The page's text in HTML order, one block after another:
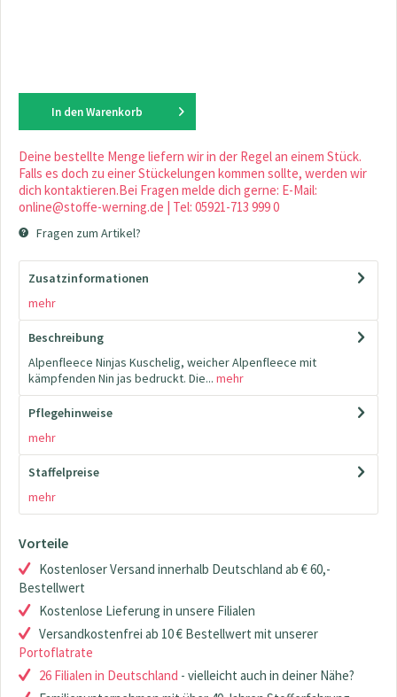
In den Warenkorb
Deine bestellte Menge liefern wir in der Regel an einem Stück.
Falls es doch zu einer Stückelungen kommen sollte, werden wir
dich kontaktieren.Bei Fragen melde dich gerne: E-Mail:
online@stoffe-werning.de | Tel: 05921-713 999 0
Fragen zum Artikel?
Zusatzinformationen
mehr
Beschreibung
Alpenfleece Ninjas Kuschelig, weicher Alpenfleece mit
kämpfenden Nin jas bedruckt. Die... mehr
Pflegehinweise
mehr
Staffelpreise
mehr
Vorteile
Kostenloser Versand innerhalb Deutschland ab € 60,-
Bestellwert
Kostenlose Lieferung in unsere Filialen
Versandkostenfrei ab 10 € Bestellwert mit unserer
Portoflatrate
26 Filialen in Deutschland - vielleicht auch in deiner Nähe?